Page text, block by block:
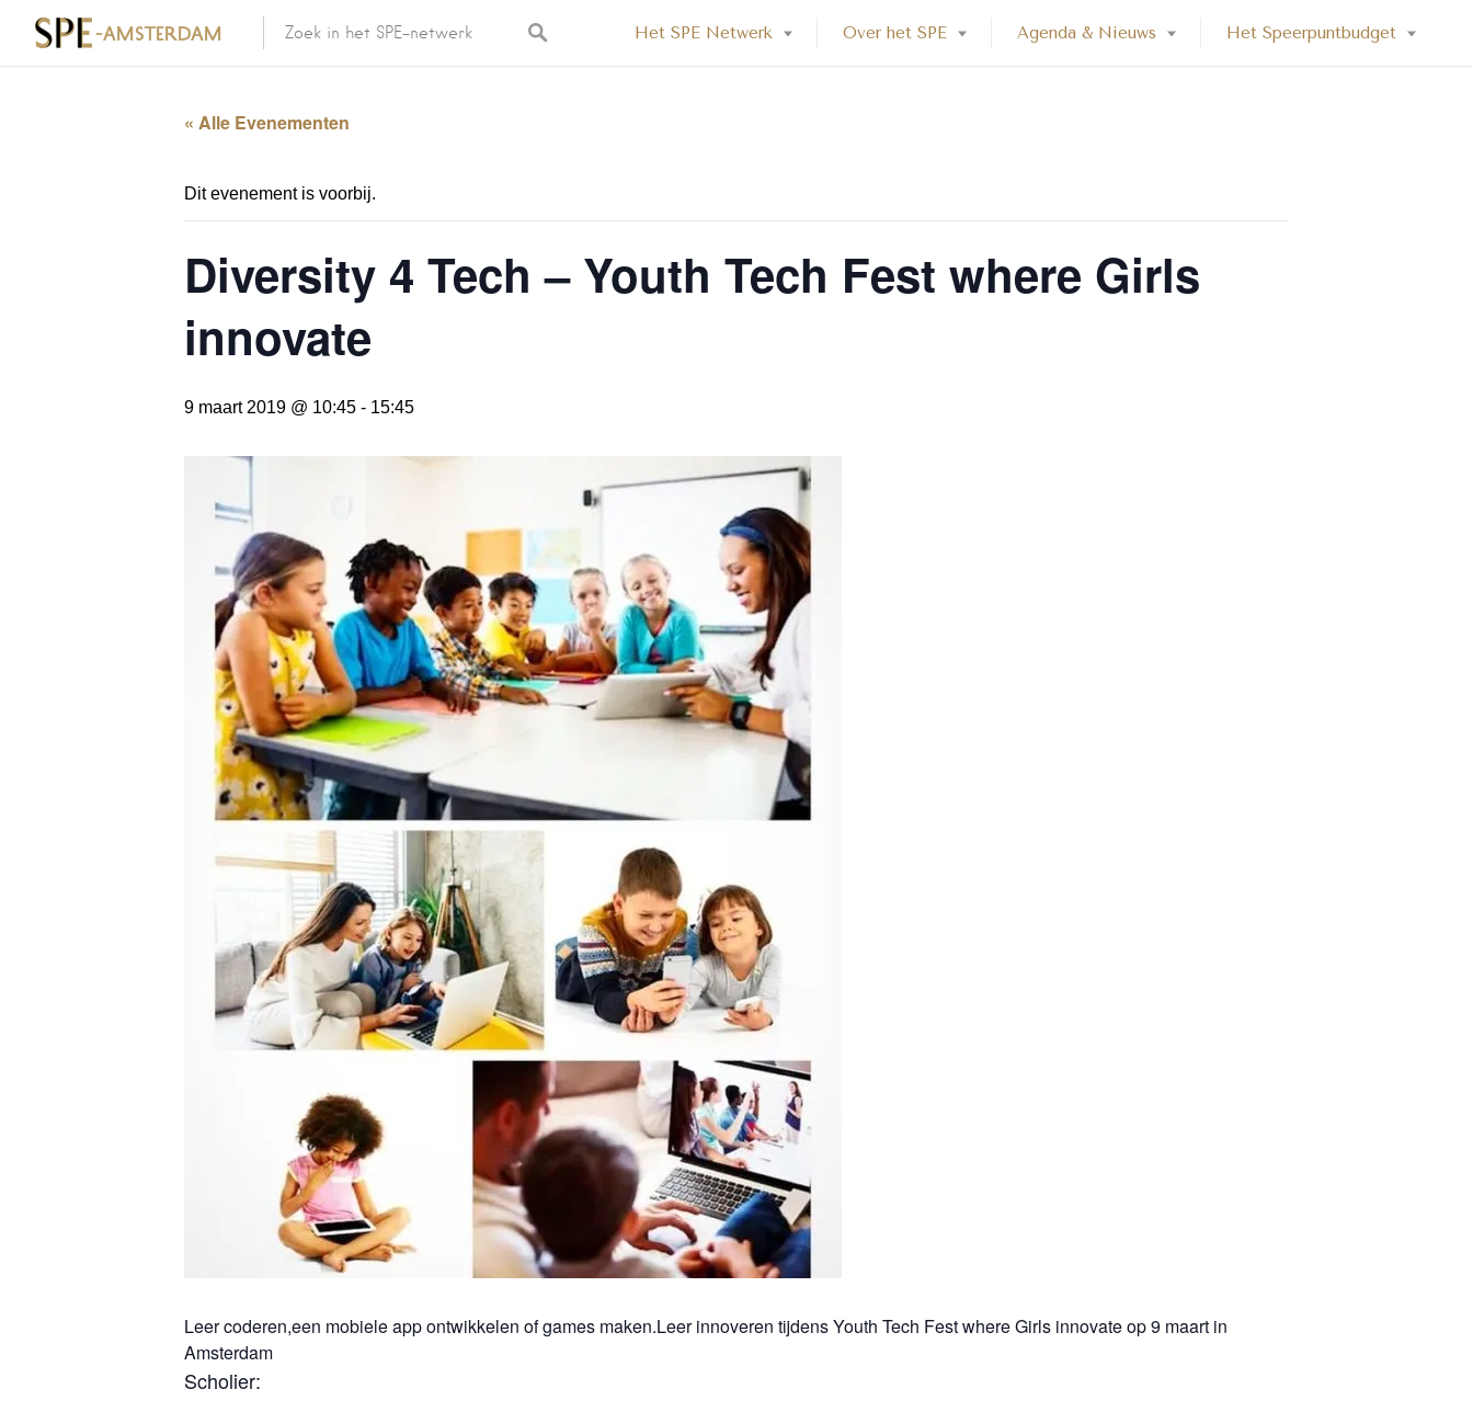
Het SPE Netwerk Over het SPE Agenda & Nieuws Het Speerpuntbudget
« Alle Evenementen
Dit evenement is voorbij.
Diversity 4 Tech – Youth Tech Fest where Girls
innovate
9 maart 2019 @ 10:45 - 15:45
Leer coderen,een mobiele app ontwikkelen of games maken.Leer innoveren tijdens Youth Tech Fest where Girls innovate op 9 maart in
Amsterdam
Scholier: